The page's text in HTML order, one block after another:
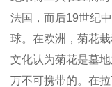
法国，而后19世纪
球。在欧洲，菊花
文化认为菊花是墓
万不可携带的。在